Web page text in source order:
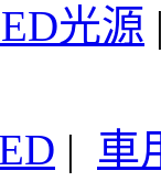
光源
| 車